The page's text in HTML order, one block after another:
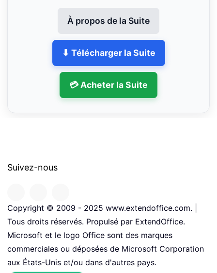
À propos de la Suite
⬇ Télécharger la Suite
💳 Acheter la Suite
Suivez-nous
Copyright © 2009 - 2025 www.extendoffice.com. |
Tous droits réservés. Propulsé par ExtendOffice.
Microsoft et le logo Office sont des marques
commerciales ou déposées de Microsoft Corporation
aux États-Unis et/ou dans d'autres pays.